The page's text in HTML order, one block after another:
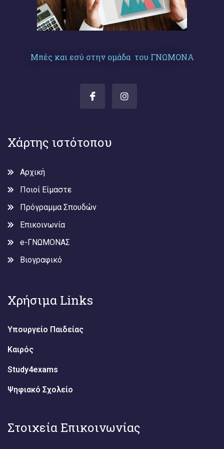
Μπές και εσύ στην ομάδα του ΓΝΩΜΟΝΑ
Χάρτης ιστότοπου
Αρχική
Ποιοί Είμαστε
Πρόγραμμα Σπουδών
Επικοινωνία
e-ΓΝΩΜΟΝΑΣ
Βιογραφικό
Χρήσιμα Links
Υπουργείο Παιδείας
Καιρός
Study4exams
Ψηφιακό Σχολείο
Στοιχεία Επικοινωνίας